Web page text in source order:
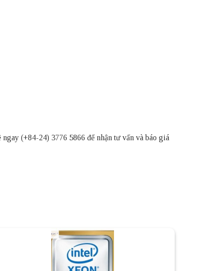
ngay (+84-24) 3776 5866 để nhận tư vấn và báo giá